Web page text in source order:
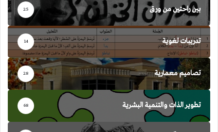
بين راحتين من ورق 25
تدريبات لغوية 14
تصاميم معمارية 28
تطوير الذات والتنمية البشرية 68